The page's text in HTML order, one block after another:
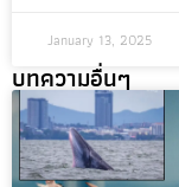
January 13, 2025
บทความอื่นๆ